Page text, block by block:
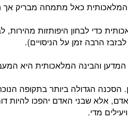
כאל מתמחה מבריק אך
כדי לבחון היפותזות מהירות,
הרבה זמן על הניסויים).
והבינה המלאכותית היא
הסכנה הגדולה ביותר בתקופה
אלא שבני האדם יהפכו להיות
מדי.